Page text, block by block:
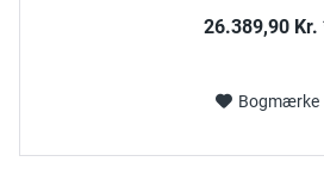
26.389,90 Kr.
Bogmærke